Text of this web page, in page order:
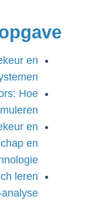
en
Hoe
en
en
leren